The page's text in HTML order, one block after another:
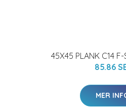
45X45 PLANK C14
85.86
MER